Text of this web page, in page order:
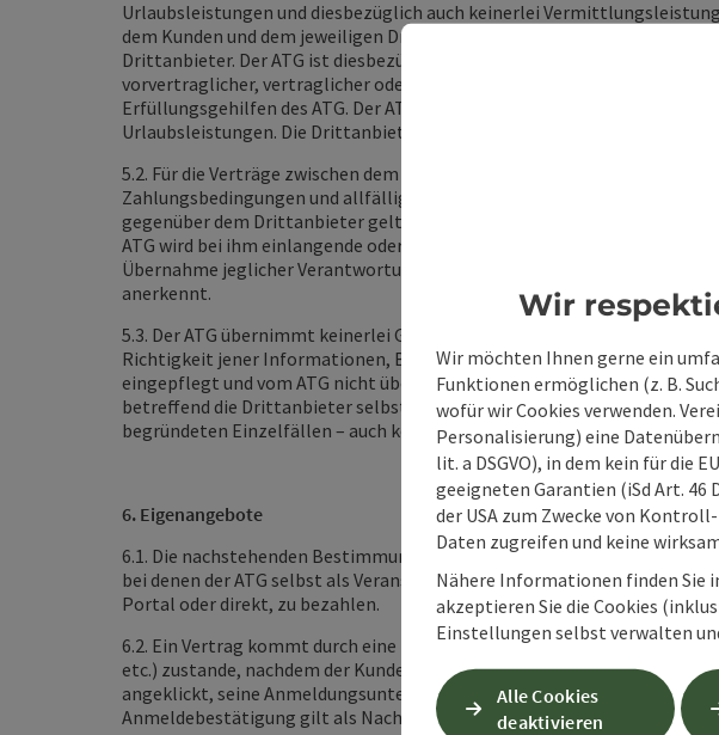
Urlaubsleistungen und diesbezüglich auch keinerlei
dem Kunden und dem jeweiligen Drittanbieter zustande und führen zu
Drittanbieter. Der ATG ist diesbezüglich weder Vertragspartner noch
vorvertraglicher, vertraglicher oder außervertraglicher Pflichten des
Erfüllungsgehilfen des ATG. Der ATG erhält von den Drittanbietern
Urlaubsleistungen. Die Drittanbieter leisten lediglich einen
5.2. Für die Verträge zwischen dem Kunden und dem Drittanbieter
Zahlungsbedingungen und allfälliger Rücktritts- und
gegenüber dem Drittanbieter geltend zu machen und allfällige
ATG wird bei ihm einlangende oder über ihre Plattformen erklärte
Übernahme jeglicher Verantwortung an den betreffenden
anerkennt.
5.3. Der ATG übernimmt keinerlei Gewährleistung, Haftung oder
Richtigkeit jener Informationen, Beschreibungen, Angaben und andere
eingepflegt und vom ATG nicht überprüft werden. Der ATG leistet und
betreffend die Drittanbieter selbst sowie andererseits der von diesen
begründeten Einzelfällen – auch keine Überprüfungen und Kontrollen
6. Eigenangebote
6.1. Die nachstehenden Bestimmungen regeln die Rechte und Pflichten
bei denen der ATG selbst als Veranstalter auftritt. Es besteht dabei die
Portal oder direkt, zu bezahlen.
6.2. Ein Vertrag kommt durch eine Bestätigung des ATG gegenüber
etc.) zustande, nachdem der Kunde entweder im Portal seine
angeklickt, seine Anmeldungsunterlagen an den ATG in anderer Weise
Anmeldebestätigung gilt als Nachweis der Buchung und ist beim
Wir
Wir möchten Ihnen gerne ein
Funktionen ermöglichen (z. B.
wofür wir Cookies verwenden.
Personalisierung) eine
lit. a DSGVO), in dem kein für die
geeigneten Garantien (iSd Art. 46
der USA zum Zwecke von
Daten zugreifen und keine
Nähere Informationen finden Sie
akzeptieren Sie die Cookies
Einstellungen selbst verwalten
Alle Cookies
deaktivieren